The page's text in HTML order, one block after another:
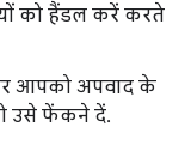
को हैंडल करें करते
आपको अपवाद के
उसे फेंकने दें.